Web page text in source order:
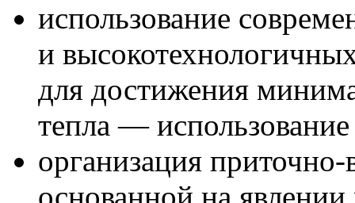
использование
и
для достижения
тепла —
организация